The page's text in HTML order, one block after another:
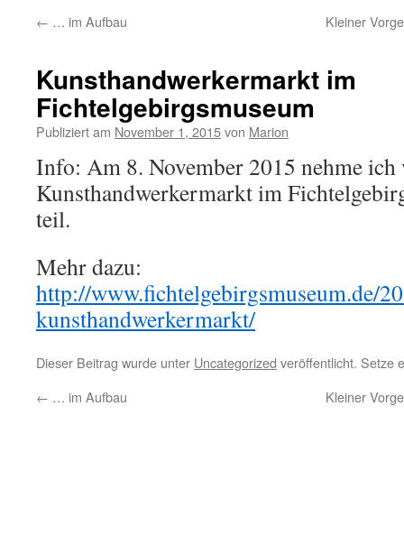
springen
← … im Aufbau Kleiner
Kunsthandwerkermarkt im
Fichtelgebirgsmuseum
Publiziert am November 1, 2015von Marion
Info: Am 8. November 2015 nehme
Kunsthandwerkermarkt im
teil.
Mehr dazu:
http://www.fichtelgebirgsmuseum.de/
kunsthandwerkermarkt/
Dieser Beitrag wurde unter Uncategorized veröffentlicht. Setze
← … im Aufbau Kleiner